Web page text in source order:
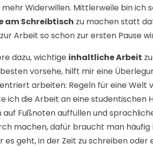
Widerwillen. Mittlerweile bin ich
am Schreibtisch zu machen statt
Arbeit so schon zur ersten Pause
dazu, wichtige inhaltliche Arbeit
vorsehe, hilft mir eine
arbeiten: Regeln für eine Welt
die Arbeit an eine studentischen
Fußnoten auffüllen und
machen, dafür braucht man
geht, in der Zeit zu schreiben oder